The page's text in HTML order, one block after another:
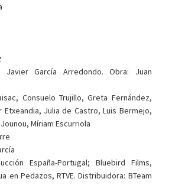
Javier García Arredondo. Obra: Juan
Consuelo Trujillo, Greta Fernández,
Etxeandia, Julia de Castro, Luis Bermejo,
Míriam Escurriola
España-Portugal; Bluebird Films,
en Pedazos, RTVE. Distribuidora: BTeam